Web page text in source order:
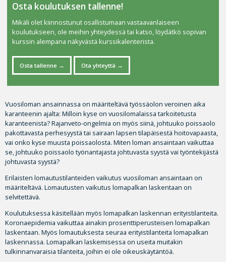
Vuosiloman ansainnassa on määriteltävä työssäolon veroinen aika
karanteenin ajalta: Milloin kyse on vuosilomalaissa tarkoitetusta
karanteenista? Rajanveto-ongelmia on myös siinä, johtuuko poissaolo
pakottavasta perhesyystä tai sairaan lapsen tilapäisestä hoitovapaasta,
vai onko kyse muusta poissaolosta. Miten loman ansaintaan vaikuttaa
se, johtuuko poissaolo työnantajasta johtuvasta syystä vai työntekijästä
johtuvasta syystä?
Erilaisten lomautustilanteiden vaikutus vuosiloman ansaintaan on
määriteltävä. Lomautusten vaikutus lomapalkan laskentaan on
selvitettävä.
Koulutuksessa käsitellään myös lomapalkan laskennan erityistilanteita.
Koronaepidemia vaikuttaa ainakin prosenttiperusteisen lomapalkan
laskentaan. Myös lomautuksesta seuraa erityistilanteita lomapalkan
laskennassa. Lomapalkan laskemisessa on useita muitakin
tulkinnanvaraisia tilanteita, joihin ei ole oikeuskäytäntöä.
Osta koulutuksen tallenne!
Mikäli olet kiinnostunut osallistumaan vastaavanlaiseen
koulutukseen, ole meihin yhteydessä tai katso, löydätkö sopivan
kurssin alempana näkyvästä kurssikalenterista.
Osta tallenne Ota yhteyttä